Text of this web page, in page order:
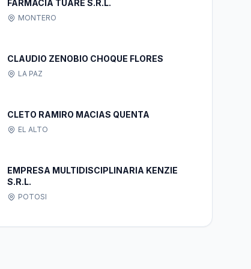
FARMACIA TUARE S.R.L.
MONTERO
CLAUDIO ZENOBIO CHOQUE FLORES
LA PAZ
CLETO RAMIRO MACIAS QUENTA
EL ALTO
EMPRESA MULTIDISCIPLINARIA KENZIE
S.R.L.
POTOSI